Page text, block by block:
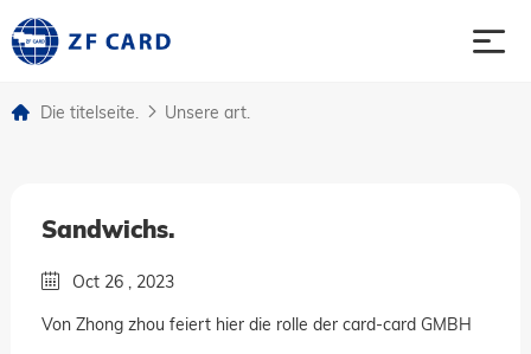
Ranzoomen.
Die titelseite. Unsere art.
Sandwichs.
Oct 26 , 2023
Von Zhong zhou feiert hier die rolle der card-card GMBH